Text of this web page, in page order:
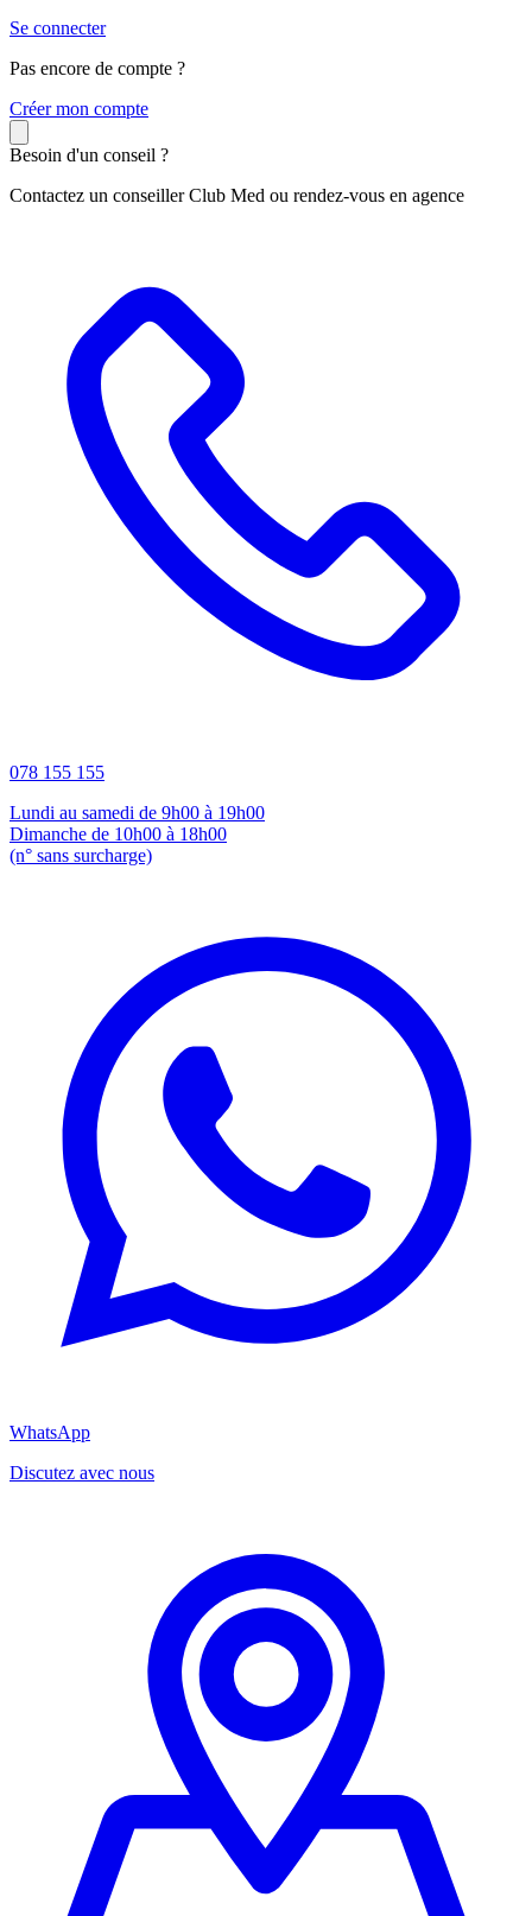
Se connecter
Pas encore de compte ?
Créer mon compte
Besoin d'un conseil ?
Contactez un conseiller Club Med ou rendez-vous en agence
078 155 155
Lundi au samedi de 9h00 à 19h00
Dimanche de 10h00 à 18h00
(n° sans surcharge)
WhatsApp
Discutez avec nous